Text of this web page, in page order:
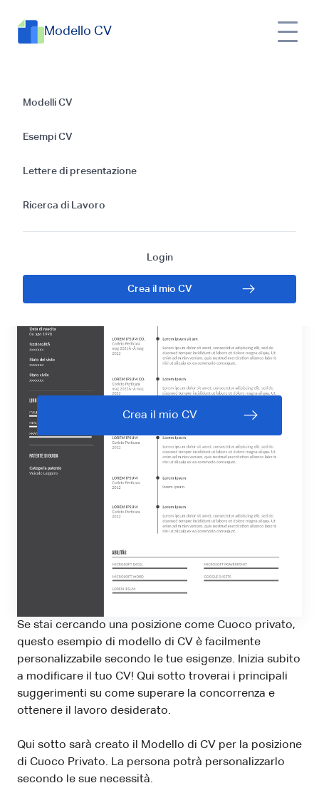
Modello CV
Modelli CV
Esempi CV
Lettere di presentazione
Ricerca di Lavoro
Login
Crea il mio CV
Esempi di CV per
Cuoco Privato:
Guida Gratis 2025
Crea il mio CV
Se stai cercando una posizione come Cuoco privato,
questo esempio di modello di CV è facilmente
personalizzabile secondo le tue esigenze. Inizia subito
a modificare il tuo CV! Qui sotto troverai i principali
suggerimenti su come superare la concorrenza e
ottenere il lavoro desiderato.
Qui sotto sarà creato il Modello di CV per la posizione
di Cuoco Privato. La persona potrà personalizzarlo
secondo le sue necessità.